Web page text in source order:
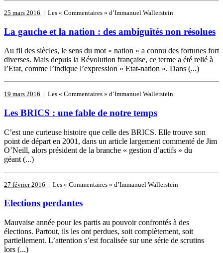
25 mars 2016 | Les « Commentaires » d’Immanuel Wallerstein
La gauche et la nation : des ambiguïtés non résolues
Au fil des siècles, le sens du mot « nation » a connu des fortunes fort
diverses. Mais depuis la Révolution française, ce terme a été relié à
l’Etat, comme l’indique l’expression « Etat-nation ». Dans (...)
19 mars 2016 | Les « Commentaires » d’Immanuel Wallerstein
Les BRICS : une fable de notre temps
C’est une curieuse histoire que celle des BRICS. Elle trouve son
point de départ en 2001, dans un article largement commenté de Jim
O’Neill, alors président de la branche « gestion d’actifs » du
géant (...)
27 février 2016 | Les « Commentaires » d’Immanuel Wallerstein
Elections perdantes
Mauvaise année pour les partis au pouvoir confrontés à des
élections. Partout, ils les ont perdues, soit complètement, soit
partiellement. L’attention s’est focalisée sur une série de scrutins
lors (...)